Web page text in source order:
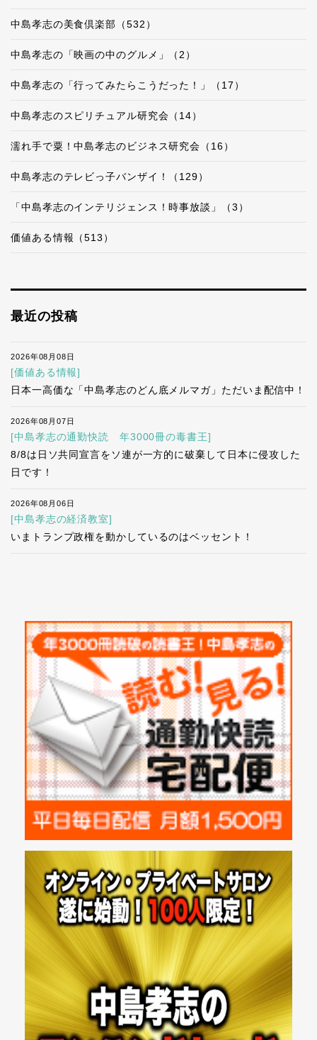
中島孝志の美食倶楽部（532）
中島孝志の「映画の中のグルメ」（2）
中島孝志の「行ってみたらこうだった！」（17）
中島孝志のスピリチュアル研究会（14）
濡れ手で粟！中島孝志のビジネス研究会（16）
中島孝志のテレビっ子バンザイ！（129）
「中島孝志のインテリジェンス！時事放談」（3）
価値ある情報（513）
最近の投稿
2026年08月08日
[価値ある情報]
日本一高価な「中島孝志のどん底メルマガ」ただいま配信中！
2026年08月07日
[中島孝志の通勤快読 年3000冊の毒書王]
8/8は日ソ共同宣言をソ連が一方的に破棄して日本に侵攻した
日です！
2026年08月06日
[中島孝志の経済教室]
いまトランプ政権を動かしているのはベッセント！